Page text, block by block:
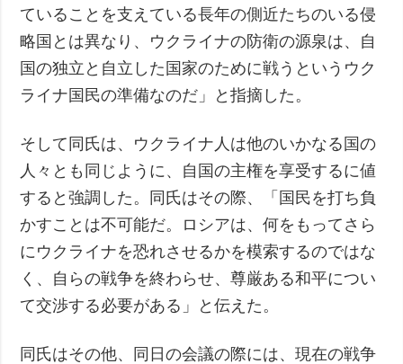
ていることを支えている長年の側近たちのいる侵
略国とは異なり、ウクライナの防衛の源泉は、自
国の独立と自立した国家のために戦うというウク
ライナ国民の準備なのだ」と指摘した。
そして同氏は、ウクライナ人は他のいかなる国の
人々とも同じように、自国の主権を享受するに値
すると強調した。同氏はその際、「国民を打ち負
かすことは不可能だ。ロシアは、何をもってさら
にウクライナを恐れさせるかを模索するのではな
く、自らの戦争を終わらせ、尊厳ある和平につい
て交渉する必要がある」と伝えた。
同氏はその他、同日の会議の際には、現在の戦争